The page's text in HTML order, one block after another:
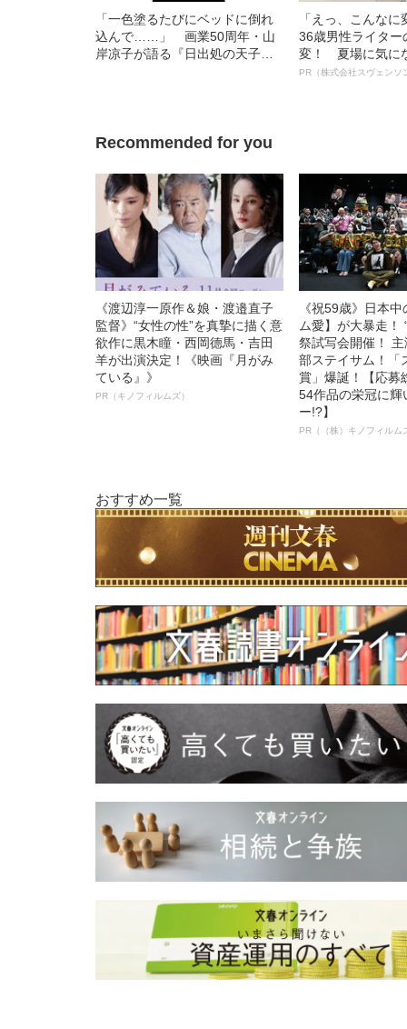
「一色塗るたびにベッドに倒れ
込んで……」 画業50周年・山
岸凉子が語る『日出処の天子』
「えっ、こんな
36歳男性ライター
変！ 夏場に気に
オイ”や“ベタつき
PR（株式会社スヴェンソ
Recommended for you
《渡辺淳一原作＆娘・渡邉直子
監督》“女性の性”を真摯に描く意
欲作に黒木瞳・西岡德馬・吉田
羊が出演決定！《映画『月がみ
ている』》
PR（キノフィルムズ）
《祝59歳》日本
ム愛】が大暴走！
祭試写会開催！
部ステイサム！「
賞」爆誕！【応募
54作品の栄冠に輝
ー!?】
PR（（株）キノフィルム
おすすめ一覧